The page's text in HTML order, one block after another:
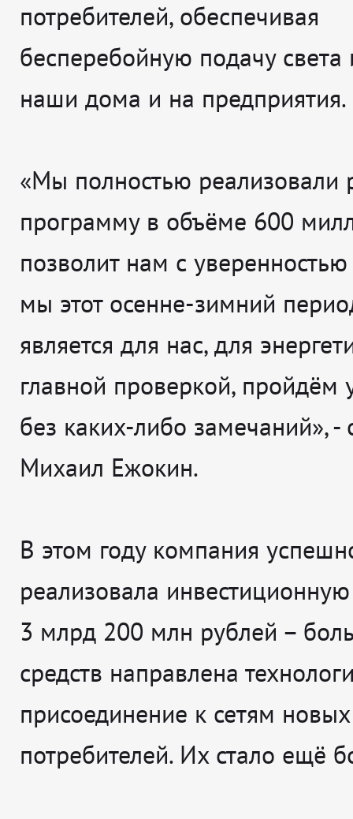
потребителей, обеспечивая
бесперебойную подачу света
наши дома и на предприятия.
«Мы полностью реализовали
программу в объёме 600
позволит нам с уверенностью
мы этот осенне-зимний
является для нас, для
главной проверкой, пройдём
без каких-либо замечаний», -
Михаил Ежокин.
В этом году компания
реализовала
3 млрд 200 млн рублей –
средств направлена
присоединение к сетям новых
потребителей. Их стало ещё